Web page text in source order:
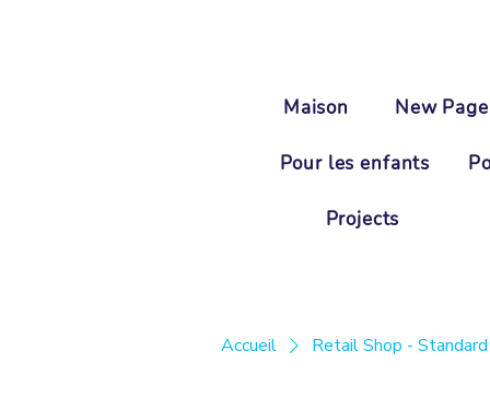
Maison New Page
Pour les enfants
Projects
Accueil Retail Shop -